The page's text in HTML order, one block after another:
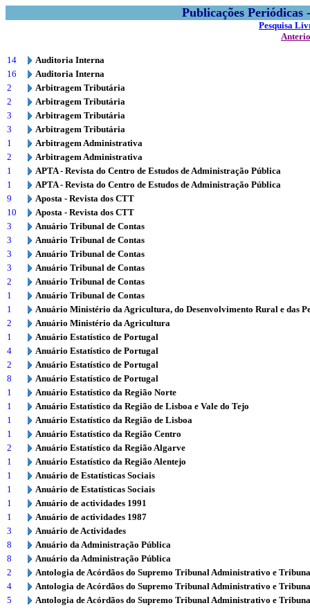
Publicações
Pesquisa
14
Auditoria Interna
16
Auditoria Interna
2
Arbitragem Tributária
2
Arbitragem Tributária
3
Arbitragem Tributária
3
Arbitragem Tributária
1
Arbitragem Administrativa
2
Arbitragem Administrativa
1
APTA - Revista do Centro de Estudos de Administração Pública
1
APTA - Revista do Centro de Estudos de Administração Pública
9
Aposta - Revista dos CTT
10
Aposta - Revista dos CTT
3
Anuário Tribunal de Contas
3
Anuário Tribunal de Contas
3
Anuário Tribunal de Contas
3
Anuário Tribunal de Contas
2
Anuário Tribunal de Contas
1
Anuário Tribunal de Contas
1
Anuário Ministério da Agricultura, do Desenvolvimento Rural e das
2
Anuário Ministério da Agricultura
1
Anuário Estatístico de Portugal
4
Anuário Estatístico de Portugal
2
Anuário Estatístico de Portugal
8
Anuário Estatístico de Portugal
1
Anuário Estatístico da Região Norte
1
Anuário Estatístico da Região de Lisboa e Vale do Tejo
1
Anuário Estatístico da Região de Lisboa
1
Anuário Estatístico da Região Centro
2
Anuário Estatístico da Região Algarve
1
Anuário Estatístico da Região Alentejo
1
Anuário de Estatísticas Sociais
1
Anuário de Estatísticas Sociais
1
Anuário de actividades 1991
1
Anuário de actividades 1987
3
Anuário de Actividades
8
Anuário da Administração Pública
8
Anuário da Administração Pública
2
Antologia de Acórdãos do Supremo Tribunal Administrativo e
4
Antologia de Acórdãos do Supremo Tribunal Administrativo e
5
Antologia de Acórdãos do Supremo Tribunal Administrativo e